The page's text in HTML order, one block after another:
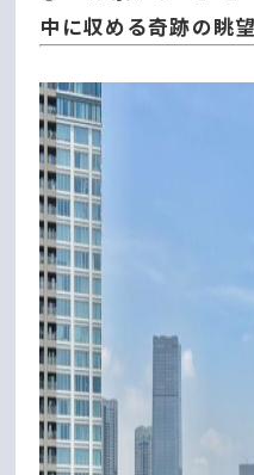
中に収める奇跡の眺望